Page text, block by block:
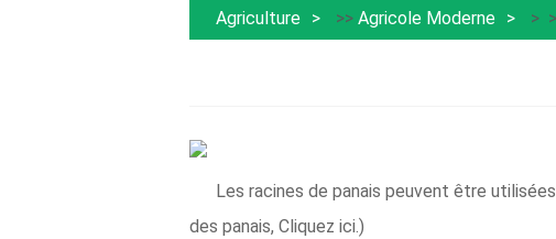
Agriculture >> Agricole Moderne >
Les racines de panais peuvent être
des panais, Cliquez ici.)